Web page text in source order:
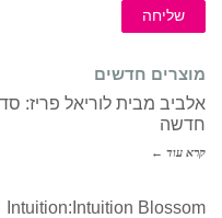
שליחה
מוצרים חדשים
אלביב מבית לוריאל פריז:
חדשה
קרא עוד ←
Intuition:Intuition Blossom